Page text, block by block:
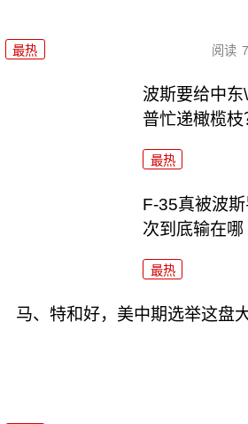
最热 阅读
波斯要给中
普忙递橄榄枝
最热
F-35真被波
次到底输在哪
最热
马、特和好，美中期选举这盘